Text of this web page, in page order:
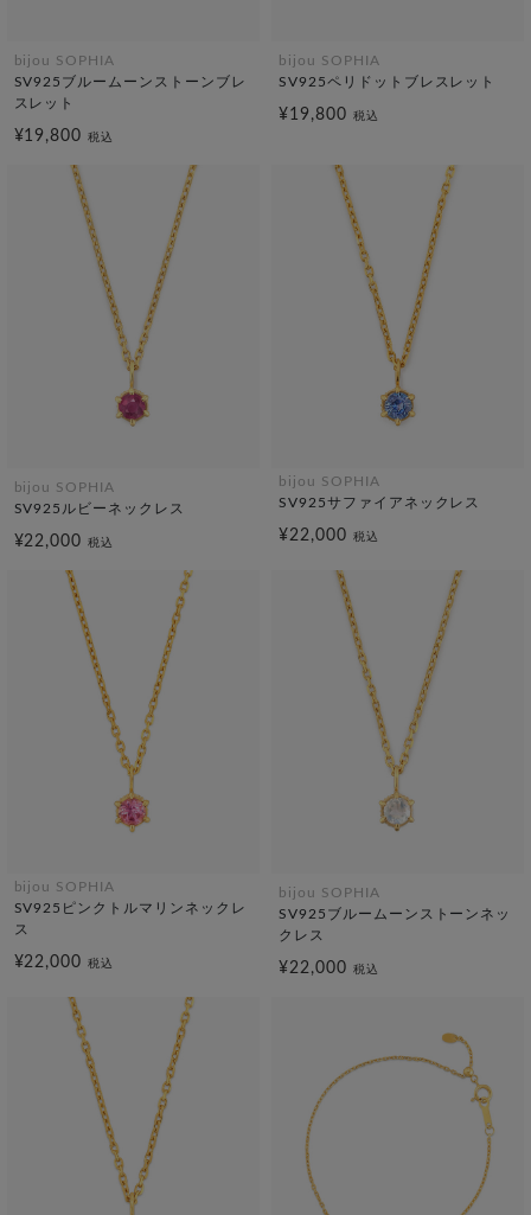
bijou SOPHIA
SV925ブルームーンストーンブレ
スレット
¥19,800税込
bijou SOPHIA
SV925ペリドットブレスレット
¥19,800 税込
bijou SOPHIA
SV925ルビーネックレス
¥22,000税込
bijou SOPHIA
SV925サファイアネックレス
¥22,000 税込
bijou SOPHIA
SV925ピンクトルマリンネックレ
ス
¥22,000税込
bijou SOPHIA
SV925ブルームーンストーンネッ
クレス
¥22,000 税込